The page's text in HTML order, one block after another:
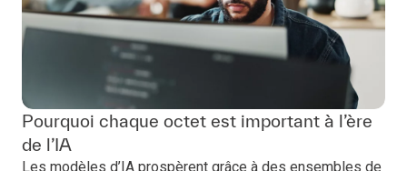
Pourquoi chaque octet est important à l’ère
de l’IA
Les modèles d’IA prospèrent grâce à des ensembles de